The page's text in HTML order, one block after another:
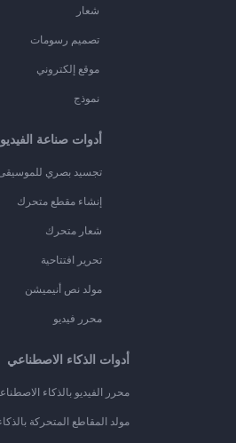
شعار
تصميم رسومات
موقع إلكتروني
نموذج
أدوات صناعة الفيديو
تجسيد بصري للموسيقى
إنشاء مقطع متحرك
شعار متحرك
تحرير افتتاحية
مولد نص أنيميشن
محرر فيديو
أدوات الذكاء الاصطناعي
محرر الفيديو بالذكاء
مولد المقاطع المتحركة